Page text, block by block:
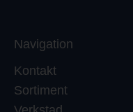
Navigation
Kontakt
Sortiment